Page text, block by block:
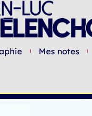
Mes notes